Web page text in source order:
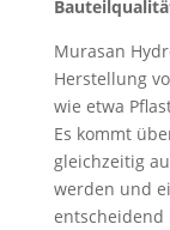
Murasan
Herstellung
wie etwa
Es kommt
gleichzeitig
werden und
entscheidend